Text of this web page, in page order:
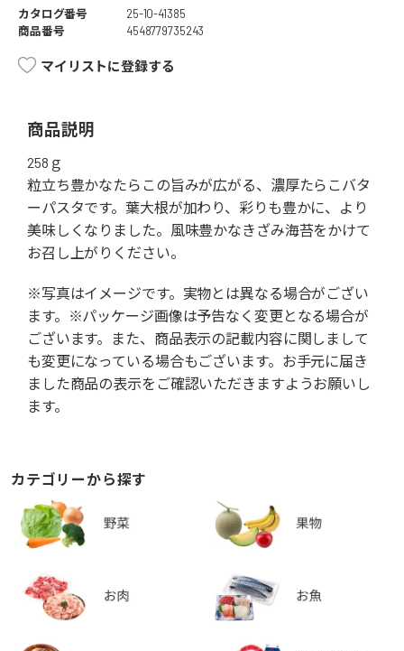
カタログ番号
25-10-41385
商品番号
4548779735243
マイリストに登録する
商品説明
258ｇ
粒立ち豊かなたらこの旨みが広がる、濃厚たらこバタ
ーパスタです。葉大根が加わり、彩りも豊かに、より
美味しくなりました。風味豊かなきざみ海苔をかけて
お召し上がりください。
※写真はイメージです。実物とは異なる場合がござい
ます。※パッケージ画像は予告なく変更となる場合が
ございます。また、商品表示の記載内容に関しまして
も変更になっている場合もございます。お手元に届き
ました商品の表示をご確認いただきますようお願いし
ます。
カテゴリーから探す